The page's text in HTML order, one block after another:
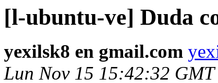
[l-ubuntu-ve] Duda
yexilsk8 en gmail.com
Lun Nov 15 15:42:32